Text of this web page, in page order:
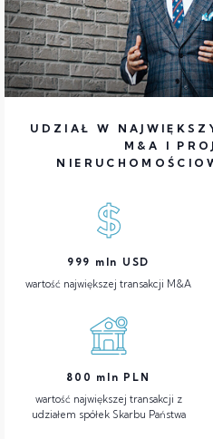
UDZIAŁ W
M&A I
999 mln USD
wartość największej transakcji M&A
800 mln PLN
wartość największej transakcji z
udziałem spółek Skarbu Państwa